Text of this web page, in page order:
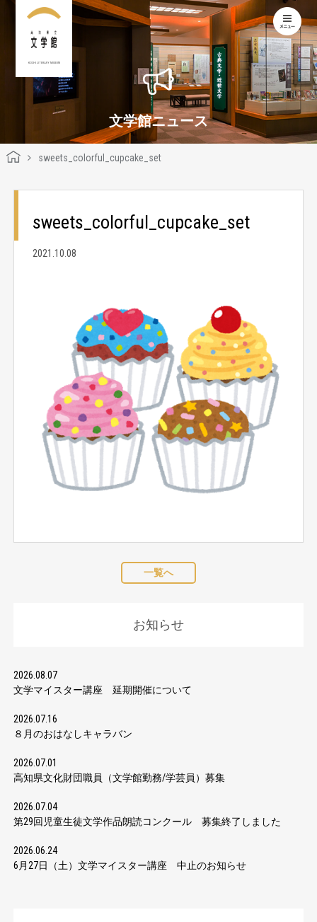
KOCHI LITERARY MUSEUM
文学館ニュース
sweets_colorful_cupcake_set
sweets_colorful_cupcake_set
2021.10.08
一覧へ
お知らせ
2026.08.07
文学マイスター講座 延期開催について
2026.07.16
８月のおはなしキャラバン
2026.07.01
高知県文化財団職員（文学館勤務/学芸員）募集
2026.07.04
第29回児童生徒文学作品朗読コンクール 募集終了しました
2026.06.24
6月27日（土）文学マイスター講座 中止のお知らせ